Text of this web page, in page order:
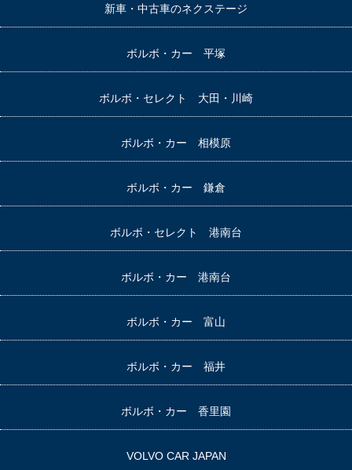
新車・中古車のネクステージ
ボルボ・カー 平塚
ボルボ・セレクト 大田・川崎
ボルボ・カー 相模原
ボルボ・カー 鎌倉
ボルボ・セレクト 港南台
ボルボ・カー 港南台
ボルボ・カー 富山
ボルボ・カー 福井
ボルボ・カー 香里園
VOLVO CAR JAPAN